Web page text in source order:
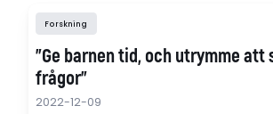
Forskning
"Ge barnen tid, och utrymme att
frågor"
2022-12-09